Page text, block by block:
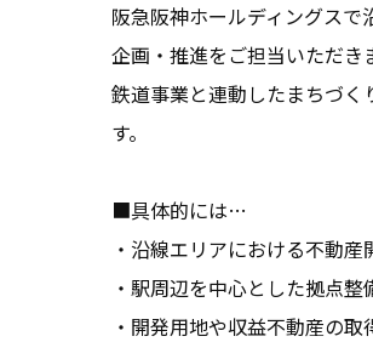
阪急阪神ホールディングス
企画・推進をご担当いただき
鉄道事業と連動したまちづ
す。
■具体的には…
・沿線エリアにおける不動
・駅周辺を中心とした拠点
・開発用地や収益不動産の取